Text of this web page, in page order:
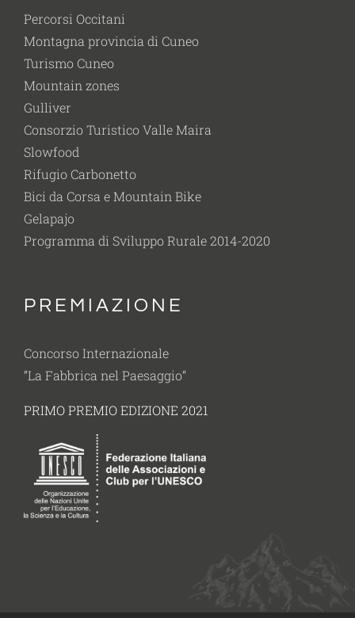
Percorsi Occitani
Montagna provincia di Cuneo
Turismo Cuneo
Mountain zones
Gulliver
Consorzio Turistico Valle Maira
Slowfood
Rifugio Carbonetto
Bici da Corsa e Mountain Bike
Gelapajo
Programma di Sviluppo Rurale 2014-2020
PREMIAZIONE
Concorso Internazionale
“La Fabbrica nel Paesaggio”
PRIMO PREMIO EDIZIONE 2021